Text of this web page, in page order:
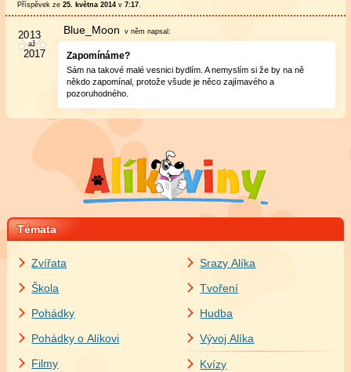
Příspěvek ze 25. května 2014v 7:17.
Blue_Moon v němnapsal:
Zapomínáme?
Sám na takové malé vesnici bydlím. A nemyslím si že by na ně
někdo zapomínal, protože všude je něco zajímavého a
pozoruhodného.
Témata
Zvířata
Škola
Pohádky
Pohádky o Alíkovi
Filmy
Srazy Alíka
Tvoření
Hudba
Vývoj Alíka
Kvízy